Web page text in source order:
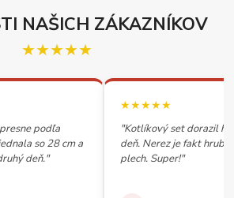
NAŠICH ZÁKAZNÍKOV
★★★★★
podľa
so 28 cm a
deň."
★★★★★
"Kotlíkový set dorazil
deň. Nerez je fakt
plech. Super!"